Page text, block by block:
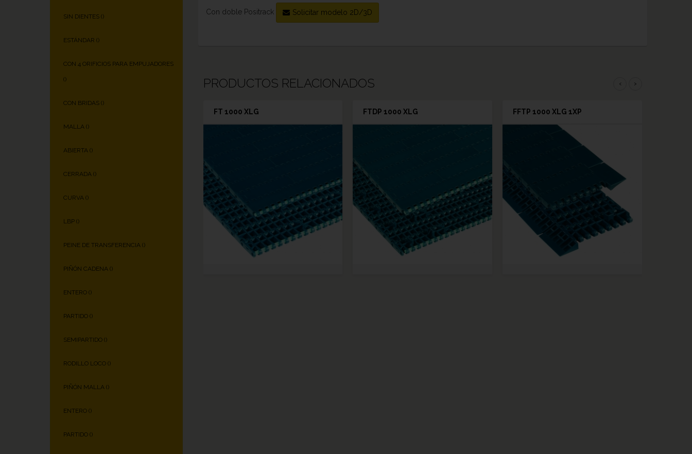
SIN DIENTES ()
ESTÁNDAR ()
CON 4 ORIFICIOS PARA EMPUJADORES
()
CON BRIDAS ()
MALLA ()
ABIERTA ()
CERRADA ()
CURVA ()
LBP ()
PEINE DE TRANSFERENCIA ()
PIÑÓN CADENA ()
ENTERO ()
PARTIDO ()
SEMIPARTIDO ()
RODILLO LOCO ()
PIÑÓN MALLA ()
ENTERO ()
PARTIDO ()
Con doble Positrack Solicitar modelo 2D/3D
PRODUCTOS RELACIONADOS ‹ ›
FT 1000 XLG FTDP 1000 XLG FFTP 1000 XLG 1XP